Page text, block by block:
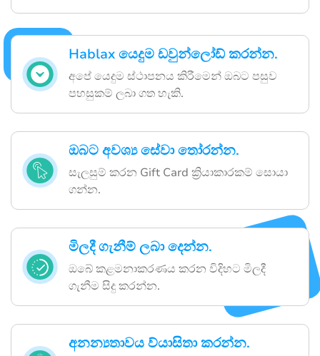
Hablax යෙදුම ඩවුන්ලෝඩ් කරන්න.
අපේ යෙදුම ස්ථාපනය කිරීමෙන් ඔබට පසුව
පහසුකම් ලබා ගත හැකි.
ඔබට අවශ්‍ය සේවා තෝරන්න.
සැලසුම් කරන Gift Card ක්‍රියාකාරකම් සොයා
ගන්න.
මිලදී ගැනීම් ලබා දෙන්න.
ඔබේ කළමනාකරණය කරන විදිහට මිලදී
ගැනීම සිදු කරන්න.
අනන්‍යතාවය ව්යාසිතා කරන්න.